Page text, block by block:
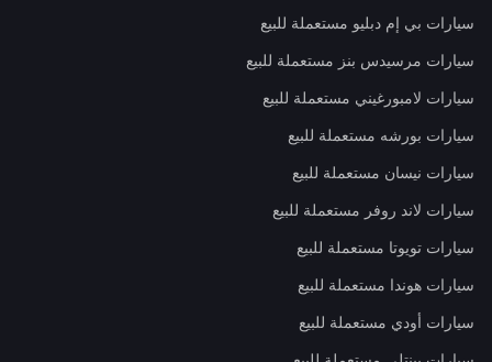
سيارات بي إم دبليو مستعملة للبيع
سيارات مرسيدس بنز مستعملة للبيع
سيارات لامبورغيني مستعملة للبيع
سيارات بورشه مستعملة للبيع
سيارات نيسان مستعملة للبيع
سيارات لاند روفر مستعملة للبيع
سيارات تويوتا مستعملة للبيع
سيارات هوندا مستعملة للبيع
سيارات أودي مستعملة للبيع